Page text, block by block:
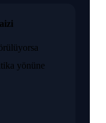
yönüne